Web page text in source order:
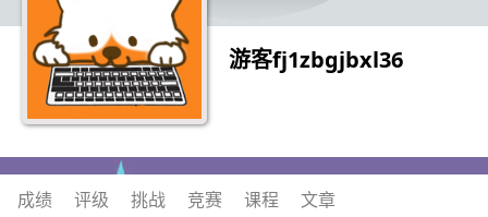
游客fj1zbgjbxl36
成绩 评级 挑战 竞赛 课程 文章